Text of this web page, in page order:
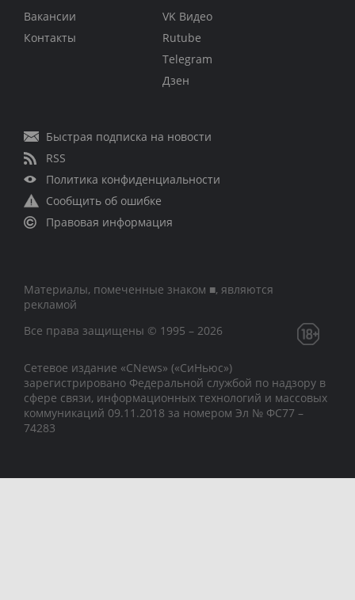
Вакансии
Контакты
VK Видео
Rutube
Telegram
Дзен
Быстрая подписка на новости
RSS
Политика конфиденциальности
Сообщить об ошибке
Правовая информация
Материалы, помеченные знаком ■, являются
рекламой
Все права защищены © 1995 – 2026
Сетевое издание «CNews» («СиНьюс»)
зарегистрировано Федеральной службой по надзору в
сфере связи, информационных технологий и массовых
коммуникаций 09.11.2018 за номером Эл № ФС77 –
74283